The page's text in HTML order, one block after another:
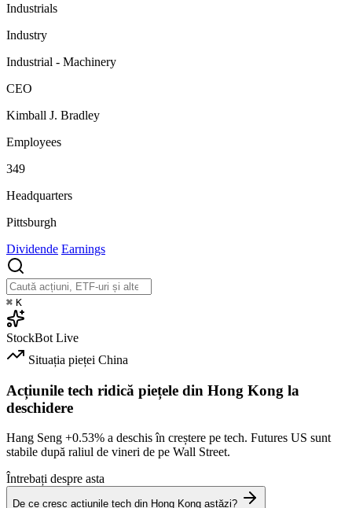
Industrials
Industry
Industrial - Machinery
CEO
Kimball J. Bradley
Employees
349
Headquarters
Pittsburgh
Dividende Earnings
⌘ K
StockBot Live
Situația pieței China
Acțiunile tech ridică piețele din Hong Kong la
deschidere
Hang Seng +0.53% a deschis în creștere pe tech. Futures US sunt
stabile după raliul de vineri de pe Wall Street.
Întrebați despre asta
De ce cresc acțiunile tech din Hong Kong astăzi?